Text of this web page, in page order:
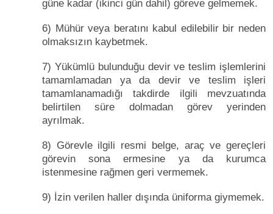
güne kadar (ikinci gün dahil) göreve gelmemek.
6) Mühür veya beratını kabul edilebilir bir neden
olmaksızın kaybetmek.
7) Yükümlü bulunduğu devir ve teslim işlemlerini
tamamlamadan ya da devir ve teslim işleri
tamamlanamadığı takdirde ilgili mevzuatında
belirtilen süre dolmadan görev yerinden
ayrılmak.
8) Görevle ilgili resmi belge, araç ve gereçleri
görevin sona ermesine ya da kurumca
istenmesine rağmen geri vermemek.
9) İzin verilen haller dışında üniforma giymemek.